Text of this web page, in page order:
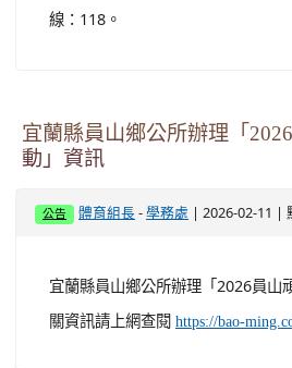
線：118。
宜蘭縣員山鄉公所辦理「
動」資訊
公告 體育組長 -學務處 | 2026-02-11 |
宜蘭縣員山鄉公所辦理「2026員山
關資訊請上網查閱 https://bao-